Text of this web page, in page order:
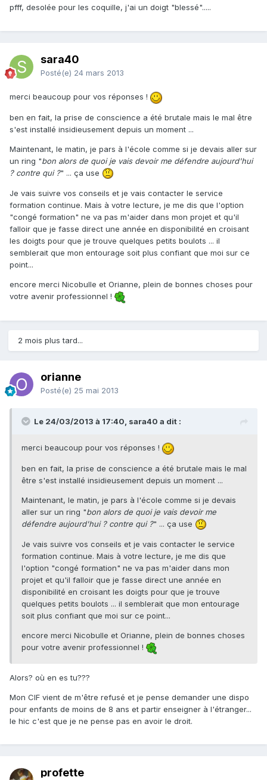
pfff, desolée pour les coquille, j'ai un doigt "blessé".....
sara40
Posté(e) 24 mars 2013
merci beaucoup pour vos réponses !
ben en fait, la prise de conscience a été brutale mais le mal être
s'est installé insidieusement depuis un moment ...
Maintenant, le matin, je pars à l'école comme si je devais aller sur
un ring "bon alors de quoi je vais devoir me défendre aujourd'hui
? contre qui ?" ... ça use
Je vais suivre vos conseils et je vais contacter le service
formation continue. Mais à votre lecture, je me dis que l'option
"congé formation" ne va pas m'aider dans mon projet et qu'il
falloir que je fasse direct une année en disponibilité en croisant
les doigts pour que je trouve quelques petits boulots ... il
semblerait que mon entourage soit plus confiant que moi sur ce
point...
encore merci Nicobulle et Orianne, plein de bonnes choses pour
votre avenir professionnel !
2 mois plus tard...
orianne
Posté(e) 25 mai 2013
Le 24/03/2013 à 17:40, sara40 a dit :
merci beaucoup pour vos réponses !
ben en fait, la prise de conscience a été brutale mais le mal
être s'est installé insidieusement depuis un moment ...
Maintenant, le matin, je pars à l'école comme si je devais
aller sur un ring "bon alors de quoi je vais devoir me
défendre aujourd'hui ? contre qui ?" ... ça use
Je vais suivre vos conseils et je vais contacter le service
formation continue. Mais à votre lecture, je me dis que
l'option "congé formation" ne va pas m'aider dans mon
projet et qu'il falloir que je fasse direct une année en
disponibilité en croisant les doigts pour que je trouve
quelques petits boulots ... il semblerait que mon entourage
soit plus confiant que moi sur ce point...
encore merci Nicobulle et Orianne, plein de bonnes choses
pour votre avenir professionnel !
Alors? où en es tu???
Mon CIF vient de m'être refusé et je pense demander une dispo
pour enfants de moins de 8 ans et partir enseigner à l'étranger...
le hic c'est que je ne pense pas en avoir le droit.
profette